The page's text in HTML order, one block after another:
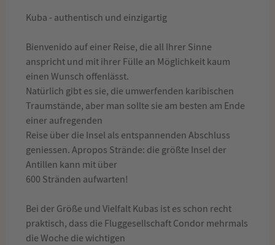
Kuba - authentisch und einzigartig
Bienvenido auf einer Reise, die all Ihrer Sinne
anspricht und mit ihrer Fülle an Möglichkeit kaum
einen Wunsch offenlässt.
Natürlich gibt es sie, die umwerfenden karibischen
Traumstände, aber man sollte sie am besten am Ende
einer aufregenden
Reise über die Insel als entspannenden Abschluss
geniessen. Apropos Strände: die größte Insel der
Antillen kann mit über
600 Stränden aufwarten!
Bei der Größe und Vielfalt Kubas ist es schon recht
praktisch, dass die Fluggesellschaft Condor mehrmals
die Woche die wichtigen